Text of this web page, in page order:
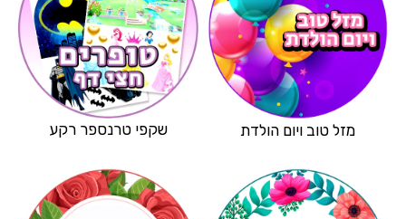
מזל טוב ויום הולדת שקפי טרנספר רקע